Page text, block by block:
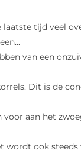
laatste tijd veel
van een
Dit is de
voor aan het
wordt ook